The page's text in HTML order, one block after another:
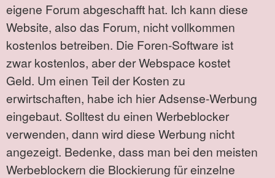
eigene Forum abgeschafft hat. Ich kann diese
Website, also das Forum, nicht vollkommen
kostenlos betreiben. Die Foren-Software ist
zwar kostenlos, aber der Webspace kostet
Geld. Um einen Teil der Kosten zu
erwirtschaften, habe ich hier Adsense-Werbung
eingebaut. Solltest du einen Werbeblocker
verwenden, dann wird diese Werbung nicht
angezeigt. Bedenke, dass man bei den meisten
Werbeblockern die Blockierung für einzelne